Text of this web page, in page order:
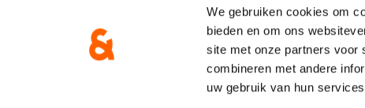
We gebruiken cookies om
bieden en om ons
site met onze partners voor
combineren met andere
uw gebruik van hun